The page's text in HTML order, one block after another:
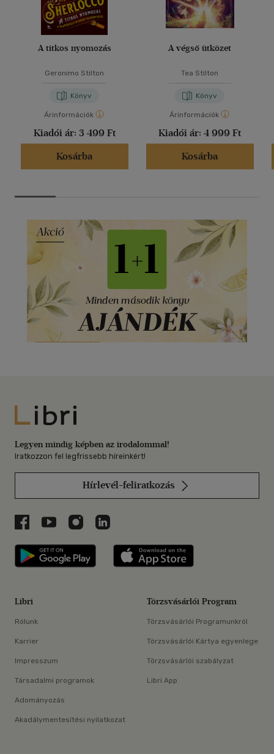
A titkos nyomozás
Geronimo Stilton
Könyv
Árinformációk
Kiadói ár: 3 499 Ft
Kosárba
A végső ütközet
Tea Stilton
Könyv
Árinformációk
Kiadói ár: 4 999 Ft
Kosárba
Libri
Legyen mindig képben az irodalommal!
Iratkozzon fel legfrissebb híreinkért!
Hírlevél-feliratkozás
Libri a Facebookon
Libri a Youtube-on
Libri az Instagramon
Libri a LinkedInen
Libri applikáció Szerezd meg: Google
Libri
Rólunk
Karrier
Impresszum
Társadalmi programok
Adományozás
Akadálymentesítési nyilatkozat
Törzsvásárlói Program
Törzsvásárlói Programunkról
Törzsvásárlói Kártya egyenlege
Törzsvásárlói szabályzat
Libri App